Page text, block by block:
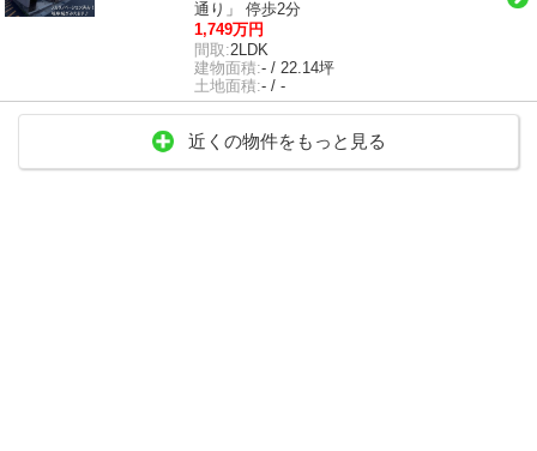
通り」 停歩2分
1,749万円
間取:2LDK
建物面積:- / 22.14坪
土地面積:- / -
近くの物件をもっと見る